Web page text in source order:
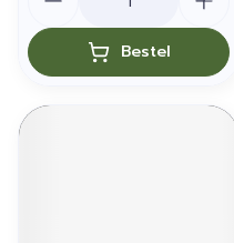
Bestel